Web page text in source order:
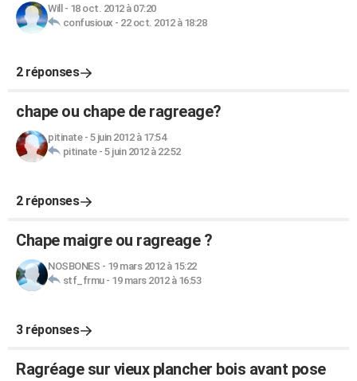
Will - 18 oct. 2012 à 07:20
confusioux - 22 oct. 2012 à 18:28
2 réponses
chape ou chape de ragreage?
pitinate- 5 juin 2012 à 17:54
pitinate- 5 juin 2012 à 22:52
2 réponses
Chape maigre ou ragreage ?
NOSBONES - 19 mars 2012 à 15:22
stf_frmu- 19 mars 2012 à 16:53
3 réponses
Ragréage sur vieux plancher bois avant pose